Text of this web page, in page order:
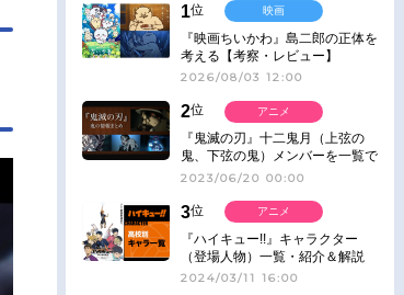
1位
『映画ちいかわ』島二郎の正体を
考える【考察・レビュー】
2026/08/03 12:00
映画
2位
『鬼滅の刃』十二鬼月（上弦の
鬼、下弦の鬼）メンバーを一覧で
紹介＆解説（登場鬼の情報まと
2023/06/20 00:00
アニメ
3位
『ハイキュー!!』キャラクター
（登場人物）一覧・紹介＆解説
2024/03/11 16:00
アニメ